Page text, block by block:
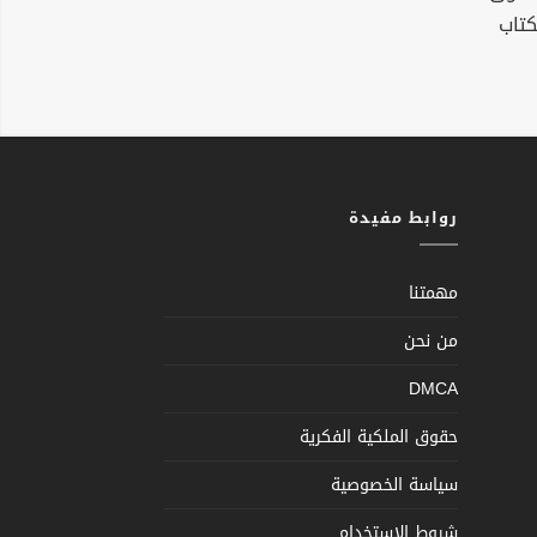
روابط مفيدة
مهمتنا
من نحن
DMCA
حقوق الملكية الفكرية
سياسة الخصوصية